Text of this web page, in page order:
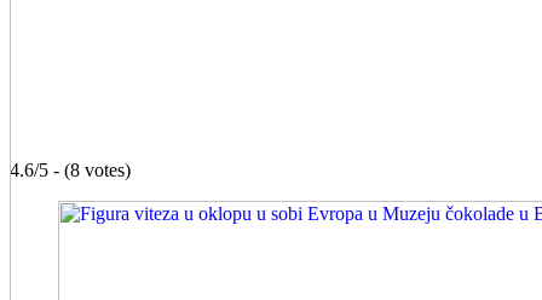
4.6/5 - (8 votes)